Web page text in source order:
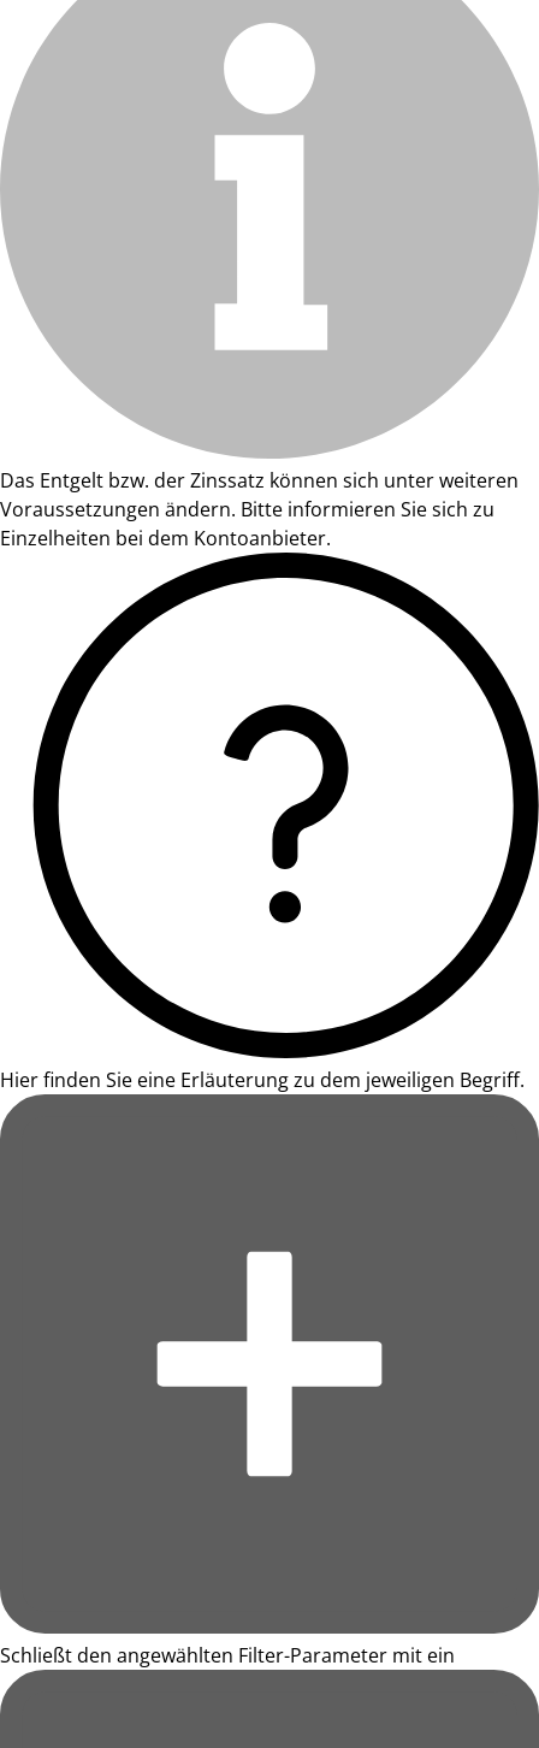
Das Entgelt bzw. der Zinssatz können sich unter weiteren
Voraussetzungen ändern. Bitte informieren Sie sich zu
Einzelheiten bei dem Kontoanbieter.
Hier finden Sie eine Erläuterung zu dem jeweiligen Begriff.
Schließt den angewählten Filter-Parameter mit ein